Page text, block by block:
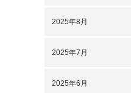
2025年8月
2025年7月
2025年6月